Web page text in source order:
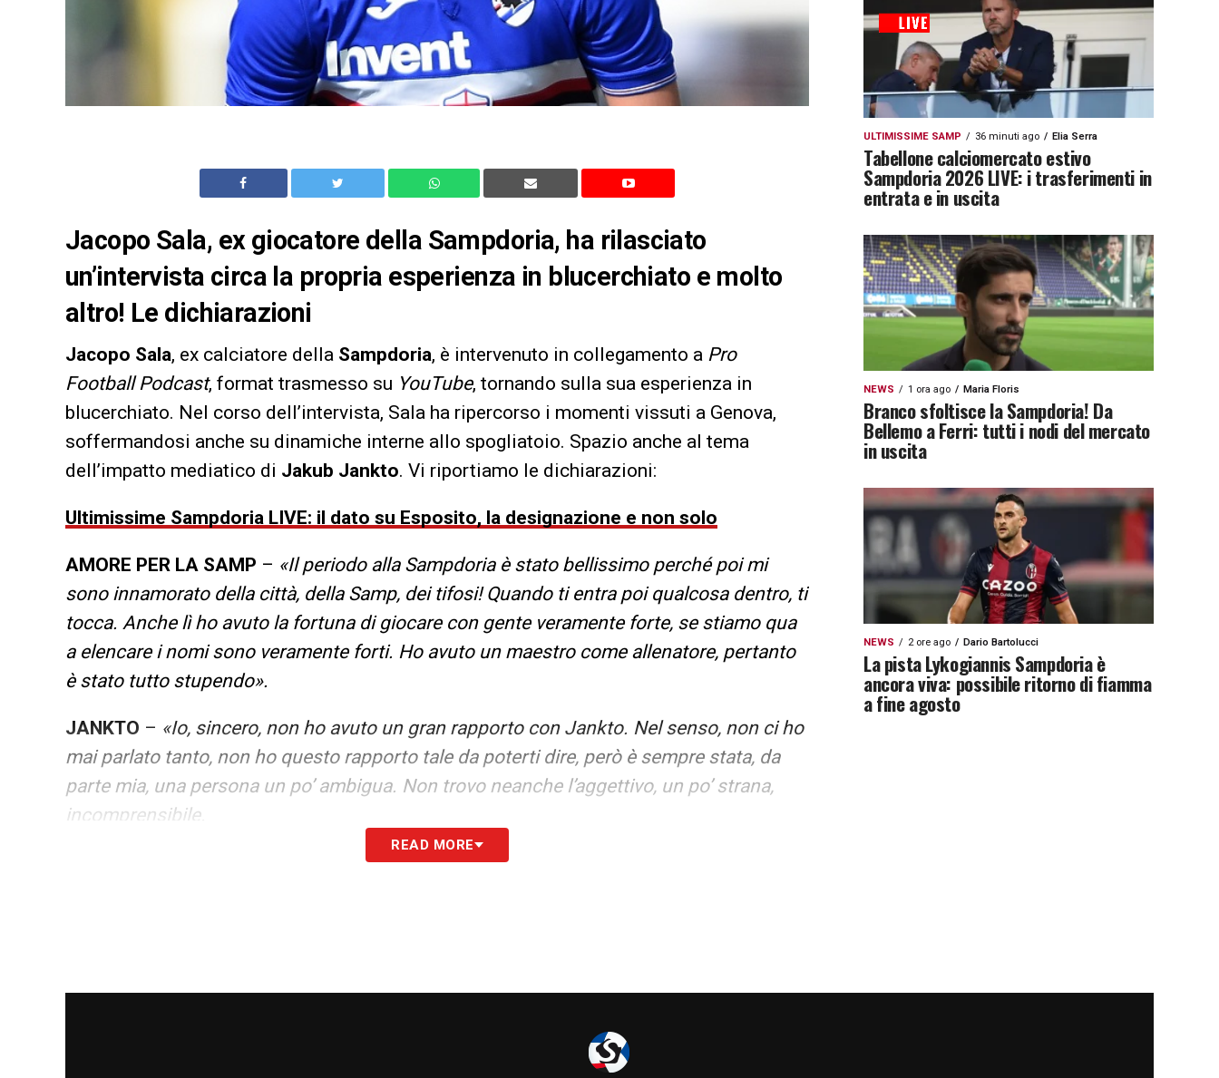
Jacopo Sala, ex giocatore della Sampdoria, ha rilasciato
un’intervista circa la propria esperienza in blucerchiato e molto
altro! Le dichiarazioni
Jacopo Sala, ex calciatore della Sampdoria, è intervenuto in collegamento a Pro
Football Podcast, format trasmesso su YouTube, tornando sulla sua esperienza in
blucerchiato. Nel corso dell’intervista, Sala ha ripercorso i momenti vissuti a Genova,
soffermandosi anche su dinamiche interne allo spogliatoio. Spazio anche al tema
dell’impatto mediatico di Jakub Jankto. Vi riportiamo le dichiarazioni:
Ultimissime Sampdoria LIVE: il dato su Esposito, la designazione e non solo
AMORE PER LA SAMP – «Il periodo alla Sampdoria è stato bellissimo perché poi mi
sono innamorato della città, della Samp, dei tifosi! Quando ti entra poi qualcosa dentro, ti
tocca. Anche lì ho avuto la fortuna di giocare con gente veramente forte, se stiamo qua
a elencare i nomi sono veramente forti. Ho avuto un maestro come allenatore, pertanto
è stato tutto stupendo».
JANKTO – «Io, sincero, non ho avuto un gran rapporto con Jankto. Nel senso, non ci ho
mai parlato tanto, non ho questo rapporto tale da poterti dire, però è sempre stata, da
parte mia, una persona un po’ ambigua. Non trovo neanche l’aggettivo, un po’ strana,
incomprensibile.
Magari anche perché si teneva dentro, tra virgolette, un suo malessere che poi è riuscito
READ MORE
ULTIMISSIME SAMP 36 minuti ago Elia Serra
Tabellone calciomercato estivo
Sampdoria 2026 LIVE: i trasferimenti in
entrata e in uscita
NEWS 1 ora ago Maria Floris
Branco sfoltisce la Sampdoria! Da
Bellemo a Ferri: tutti i nodi del mercato
in uscita
NEWS 2 ore ago Dario Bartolucci
La pista Lykogiannis Sampdoria è
ancora viva: possibile ritorno di fiamma
a fine agosto